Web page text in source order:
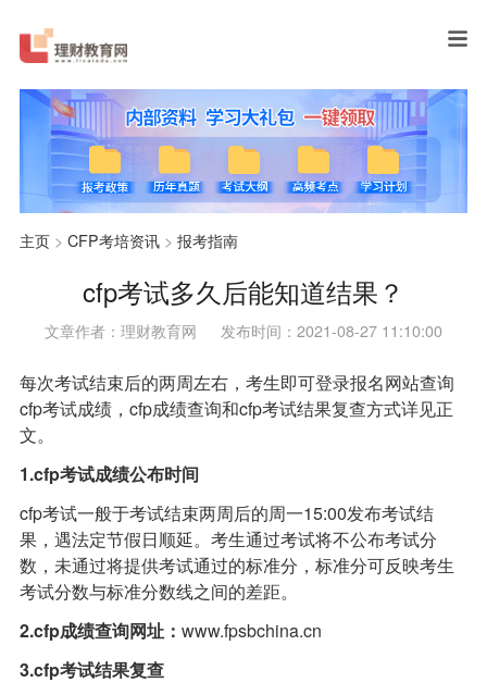
主页> CFP考培资讯> 报考指南
cfp考试多久后能知道结果？
文章作者：理财教育网 发布时间：2021-08-27 11:10:00
每次考试结束后的两周左右，考生即可登录报名网站查询
cfp考试成绩，cfp成绩查询和cfp考试结果复查方式详见正
文。
1.cfp考试成绩公布时间
cfp考试一般于考试结束两周后的周一15:00发布考试结
果，遇法定节假日顺延。考生通过考试将不公布考试分
数，未通过将提供考试通过的标准分，标准分可反映考生
考试分数与标准分数线之间的差距。
2.cfp成绩查询网址： www.fpsbchina.cn
3.cfp考试结果复查